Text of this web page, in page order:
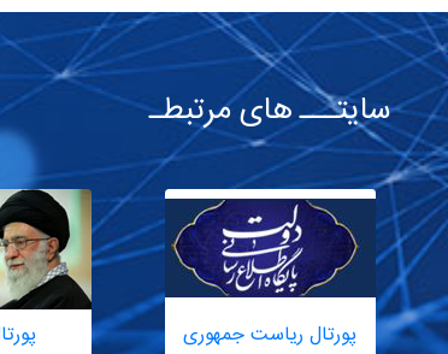
سایتـــ های مرتبطـ
پورتال ریاست جمهوری